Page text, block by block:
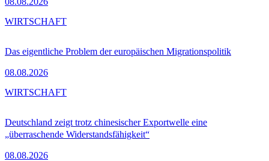
Das eigentliche Problem der europäischen Migrationspolitik
08.08.2026
WIRTSCHAFT
Deutschland zeigt trotz chinesischer Exportwelle eine
„überraschende Widerstandsfähigkeit“
08.08.2026
WIRTSCHAFT